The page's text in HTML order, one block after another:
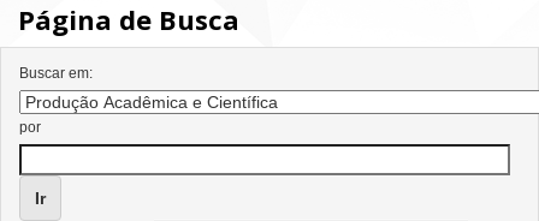
Página de Busca
Buscar em:
por